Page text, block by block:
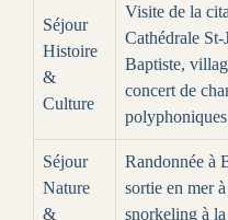
Séjour
Histoire
&
Culture
Visite de la
Cathédrale St-
Baptiste,
concert de
Séjour
Nature
&
Randonnée à
sortie en mer
snorkeling à